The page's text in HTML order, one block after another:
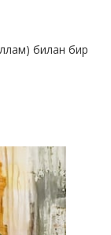
билан бир